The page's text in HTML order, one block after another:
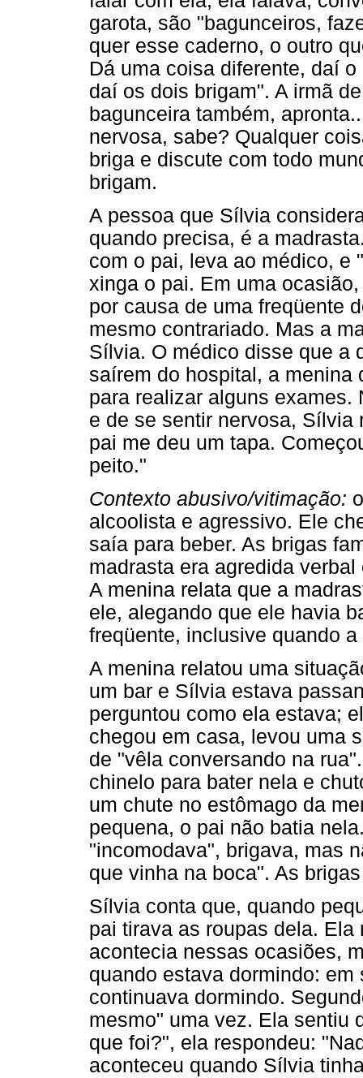
garota, são "bagunceiros,
quer esse caderno, o outro
Dá uma coisa diferente, daí
daí os dois brigam". A irmã
bagunceira também,
nervosa, sabe? Qualquer
briga e discute com todo
brigam.
A pessoa que Sílvia
quando precisa, é a
com o pai, leva ao médico, e
xinga o pai. Em uma
por causa de uma freqüente
mesmo contrariado. Mas a
Sílvia. O médico disse que a
saírem do hospital, a menina
para realizar alguns exames.
e de se sentir nervosa, Sílvia
pai me deu um tapa.
peito."
Contexto abusivo/vitimação:
alcoolista e agressivo. Ele
saía para beber. As brigas
madrasta era agredida
A menina relata que a
ele, alegando que ele havia
freqüente, inclusive quando
A menina relatou uma
um bar e Sílvia estava
perguntou como ela estava;
chegou em casa, levou uma
de "vêla conversando na
chinelo para bater nela e
um chute no estômago da
pequena, o pai não batia
"incomodava", brigava, mas
que vinha na boca". As
Sílvia conta que, quando
pai tirava as roupas dela.
acontecia nessas ocasiões,
quando estava dormindo:
continuava dormindo.
mesmo" uma vez. Ela sentiu
que foi?", ela respondeu:
aconteceu quando Sílvia